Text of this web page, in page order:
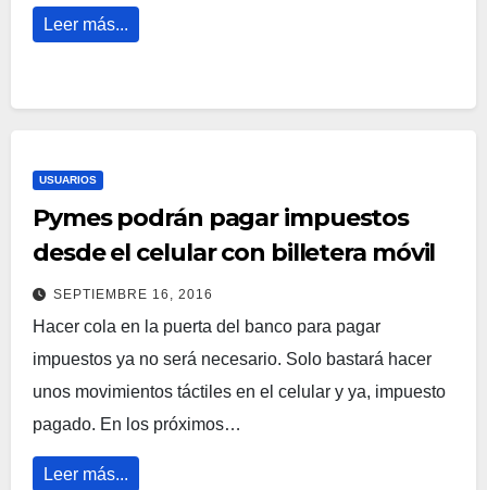
Leer más...
USUARIOS
Pymes podrán pagar impuestos
desde el celular con billetera móvil
SEPTIEMBRE 16, 2016
Hacer cola en la puerta del banco para pagar
impuestos ya no será necesario. Solo bastará hacer
unos movimientos táctiles en el celular y ya, impuesto
pagado. En los próximos…
Leer más...